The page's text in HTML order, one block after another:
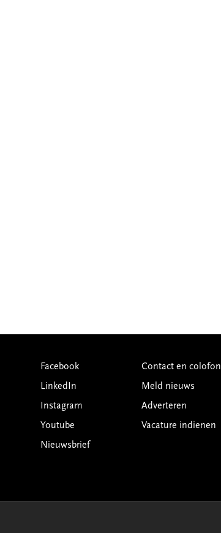
Facebook
LinkedIn
Instagram
Youtube
Nieuwsbrief
Contact en colofon
Meld nieuws
Adverteren
Vacature indienen